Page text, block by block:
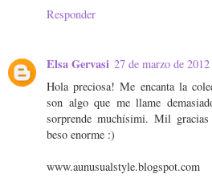
Responder
Elsa Gervasi 27 de marzo de
Hola preciosa! Me encanta la
son algo que me llame
sorprende muchísimi. Mil
beso enorme :)
www.aunusualstyle.blogspot.com